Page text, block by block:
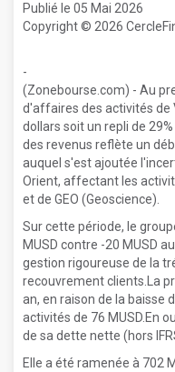
Publié le 05 Mai 2026
Copyright © 2026
-
(Zonebourse.com) - Au
d'affaires des activités de
dollars soit un repli de
des revenus reflète un
auquel s'est ajoutée
Orient, affectant les
et de GEO (Geoscience).
Sur cette période, le
MUSD contre -20 MUSD
gestion rigoureuse de la
recouvrement clients.La
an, en raison de la baisse
activités de 76 MUSD.En
de sa dette nette (hors
Elle a été ramenée à 702